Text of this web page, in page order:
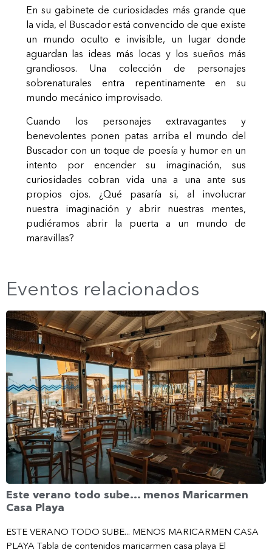
En su gabinete de curiosidades más grande que
la vida, el Buscador está convencido de que existe
un mundo oculto e invisible, un lugar donde
aguardan las ideas más locas y los sueños más
grandiosos. Una colección de personajes
sobrenaturales entra repentinamente en su
mundo mecánico improvisado.
Cuando los personajes extravagantes y
benevolentes ponen patas arriba el mundo del
Buscador con un toque de poesía y humor en un
intento por encender su imaginación, sus
curiosidades cobran vida una a una ante sus
propios ojos. ¿Qué pasaría si, al involucrar
nuestra imaginación y abrir nuestras mentes,
pudiéramos abrir la puerta a un mundo de
maravillas?
Eventos relacionados
Este verano todo sube… menos Maricarmen
Casa Playa
ESTE VERANO TODO SUBE... MENOS MARICARMEN CASA
PLAYA Tabla de contenidos maricarmen casa playa El